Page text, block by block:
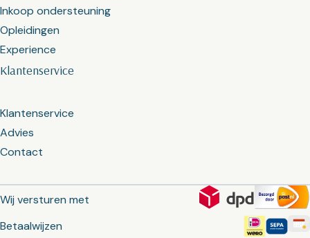
Klantenservice
Klantenservice
Advies
Contact
Inkoop ondersteuning
Opleidingen
Experience
Wij versturen met
Betaalwijzen